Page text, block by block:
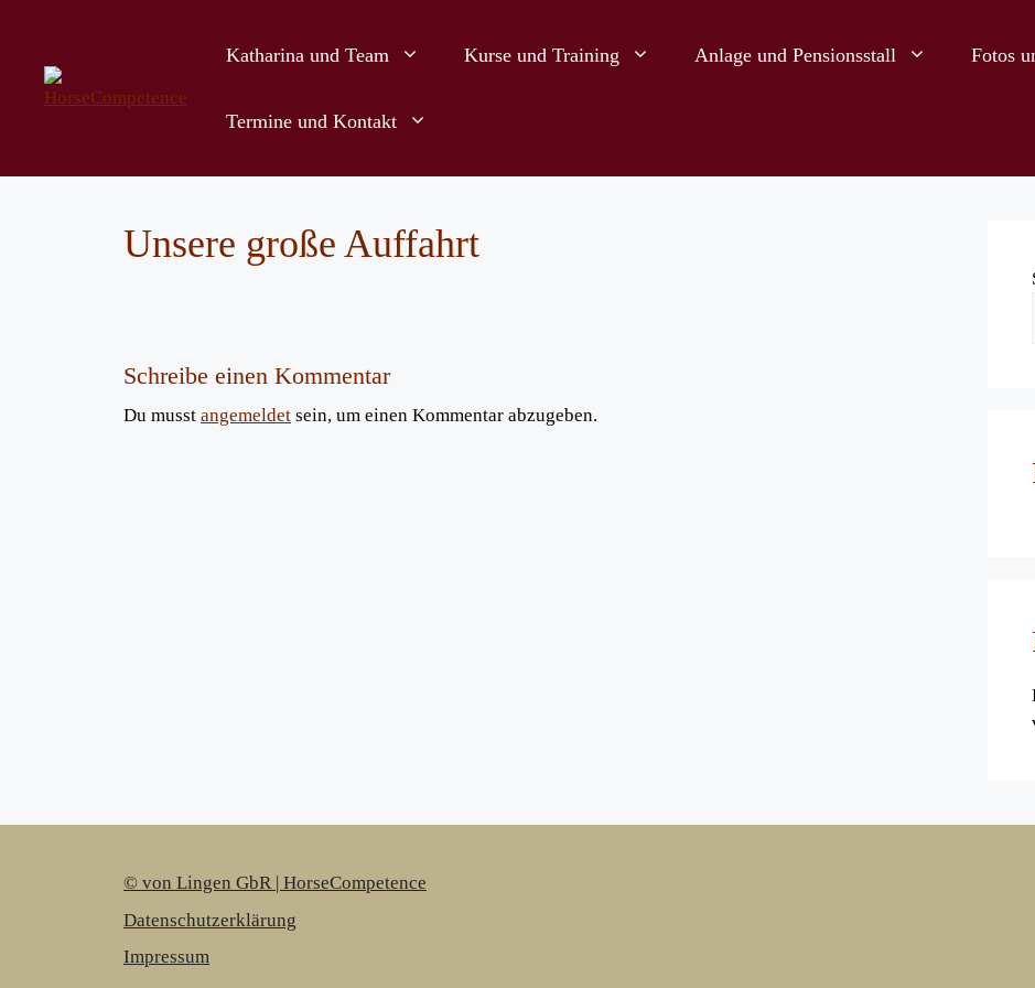
springen
Katharina und Team Kurse und Training Anlage und Pensionsstall Fotos
Termine und Kontakt
Unsere große Auffahrt
Schreibe einen Kommentar
Du musst angemeldet sein, um einen Kommentar abzugeben.
© von Lingen GbR | HorseCompetence
Datenschutzerklärung
Impressum